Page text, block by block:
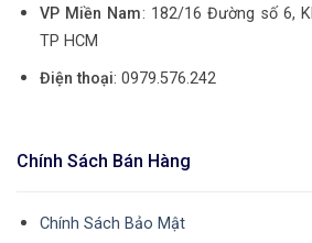
VP Miền Nam: 182/16 Đường số 6,
TP HCM
Điện thoại: 0979.576.242
Chính Sách Bán Hàng
Chính Sách Bảo Mật